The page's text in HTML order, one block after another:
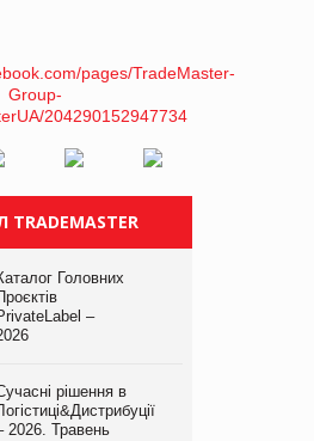
Головних
–
рішення в
2026. Травень